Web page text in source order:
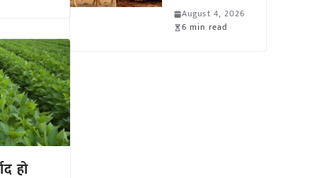
हो
August 4, 2026
6 min read